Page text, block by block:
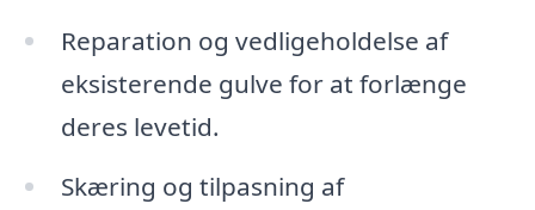
Reparation og vedligeholdelse af
eksisterende gulve for at forlænge
deres levetid.
Skæring og tilpasning af